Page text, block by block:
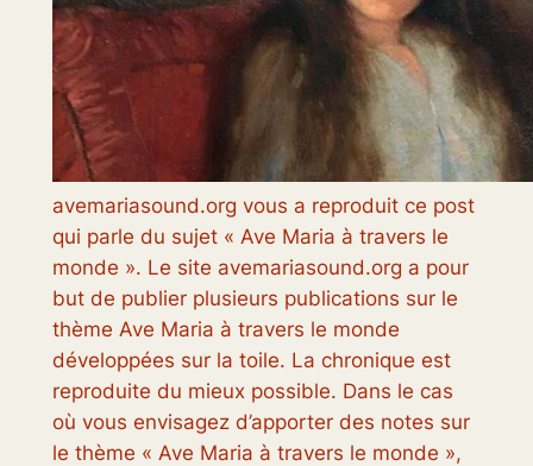
avemariasound.org vous a reproduit ce post
qui parle du sujet « Ave Maria à travers le
monde ». Le site avemariasound.org a pour
but de publier plusieurs publications sur le
thème Ave Maria à travers le monde
développées sur la toile. La chronique est
reproduite du mieux possible. Dans le cas
où vous envisagez d’apporter des notes sur
le thème « Ave Maria à travers le monde »,